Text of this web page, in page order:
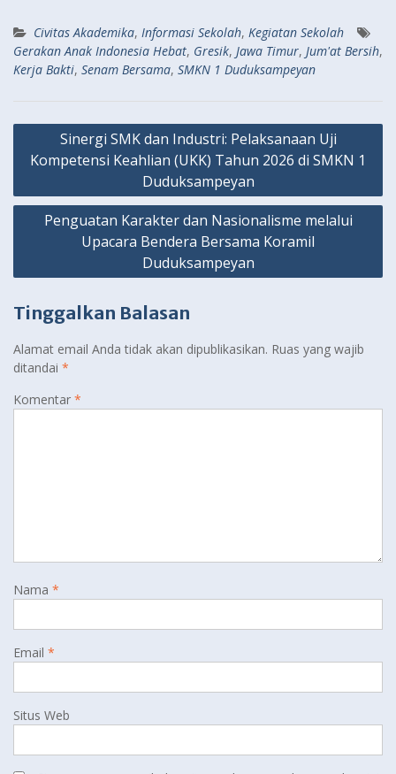
Civitas Akademika, Informasi Sekolah, Kegiatan Sekolah
Gerakan Anak Indonesia Hebat, Gresik, Jawa Timur, Jum'at Bersih,
Kerja Bakti, Senam Bersama, SMKN 1 Duduksampeyan
Navigasi
pos
Sinergi SMK dan Industri: Pelaksanaan Uji
Kompetensi Keahlian (UKK) Tahun 2026 di SMKN 1
Duduksampeyan
Penguatan Karakter dan Nasionalisme melalui
Upacara Bendera Bersama Koramil
Duduksampeyan
Tinggalkan Balasan
Alamat email Anda tidak akan dipublikasikan. Ruas yang wajib
ditandai *
Komentar *
Nama *
Email *
Situs Web